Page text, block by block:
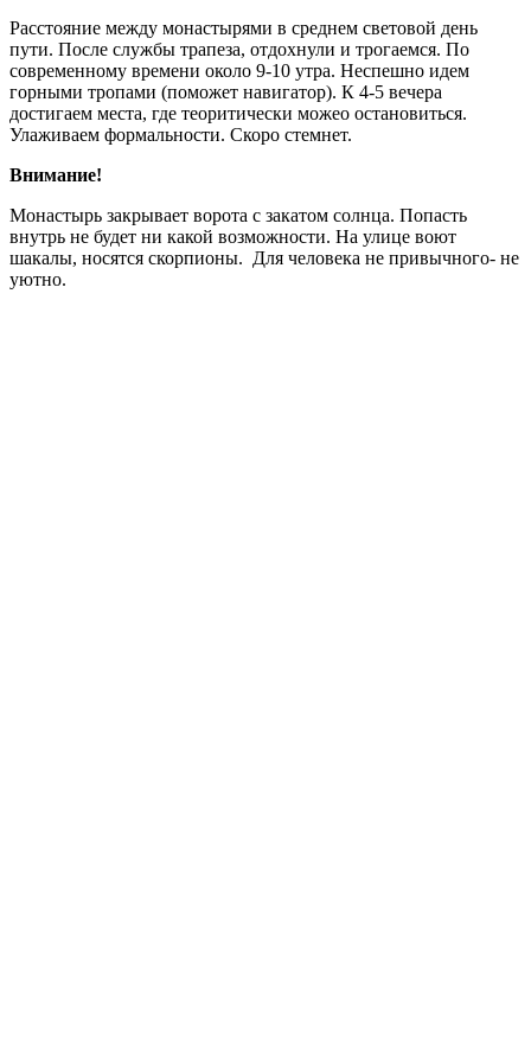
Расстояние между монастырями в среднем световой день
пути. После службы трапеза, отдохнули и трогаемся. По
современному времени около 9-10 утра. Неспешно идем
горными тропами (поможет навигатор). К 4-5 вечера
достигаем места, где теоритически можео остановиться.
Улаживаем формальности. Скоро стемнет.
Внимание!
Монастырь закрывает ворота с закатом солнца. Попасть
внутрь не будет ни какой возможности. На улице воют
шакалы, носятся скорпионы. Для человека не привычного- не
уютно.